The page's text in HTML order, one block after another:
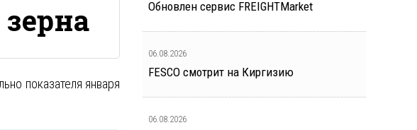
показателя января
Обновлен сервис FREIGHTMarket
06.08.2026
FESCO смотрит на Киргизию
06.08.2026